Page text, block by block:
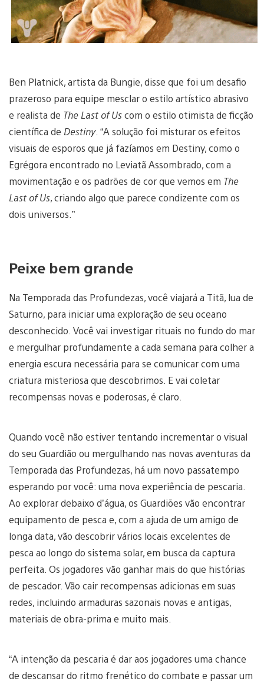
Ben Platnick, artista da Bungie, disse que foi um desafio
prazeroso para equipe mesclar o estilo artístico abrasivo
e realista de The Last of Uscom o estilo otimista de ficção
científica de Destiny. “A solução foi misturar os efeitos
visuais de esporos que já fazíamos em Destiny, como o
Egrégora encontrado no Leviatã Assombrado, com a
movimentação e os padrões de cor que vemos em The
Last of Us, criando algo que parece condizente com os
dois universos.”
Peixe bem grande
Na Temporada das Profundezas, você viajará a Titã, lua de
Saturno, para iniciar uma exploração de seu oceano
desconhecido. Você vai investigar rituais no fundo do mar
e mergulhar profundamente a cada semana para colher a
energia escura necessária para se comunicar com uma
criatura misteriosa que descobrimos. E vai coletar
recompensas novas e poderosas, é claro.
Quando você não estiver tentando incrementar o visual
do seu Guardião ou mergulhando nas novas aventuras da
Temporada das Profundezas, há um novo passatempo
esperando por você: uma nova experiência de pescaria.
Ao explorar debaixo d’água, os Guardiões vão encontrar
equipamento de pesca e, com a ajuda de um amigo de
longa data, vão descobrir vários locais excelentes de
pesca ao longo do sistema solar, em busca da captura
perfeita. Os jogadores vão ganhar mais do que histórias
de pescador. Vão cair recompensas adicionas em suas
redes, incluindo armaduras sazonais novas e antigas,
materiais de obra-prima e muito mais.
“A intenção da pescaria é dar aos jogadores uma chance
de descansar do ritmo frenético do combate e passar um